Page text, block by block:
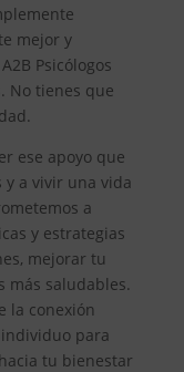
mejor y
Psicólogos
No tienes que
ese apoyo que
a vivir una vida
a
y estrategias
mejorar tu
más saludables.
la conexión
para
tu bienestar